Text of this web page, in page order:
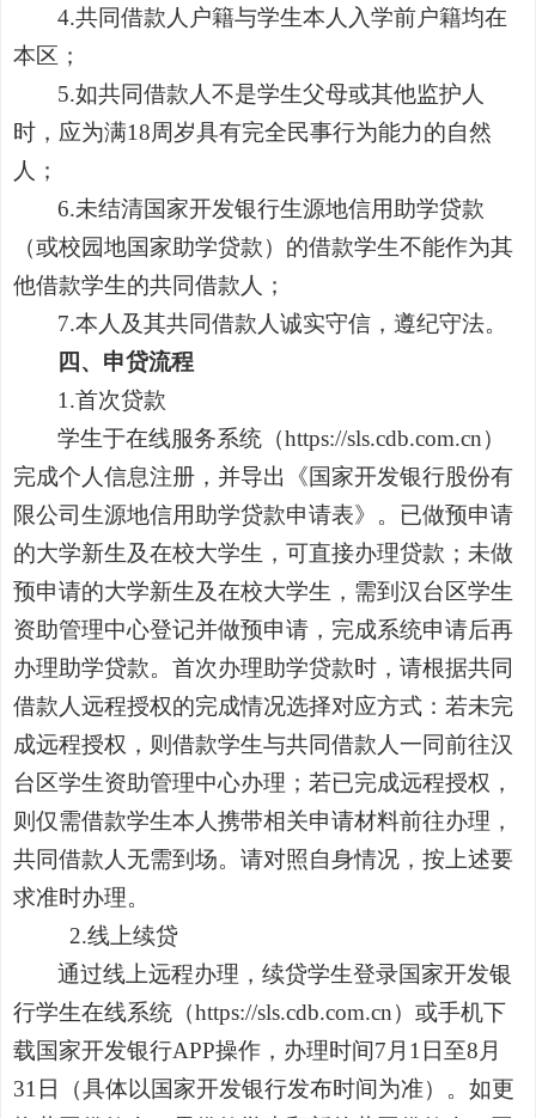
4.共同借款人户籍与学生本人入学前户籍均在
本区；
5.如共同借款人不是学生父母或其他监护人
时，应为满18周岁具有完全民事行为能力的自然
人；
6.未结清国家开发银行生源地信用助学贷款
（或校园地国家助学贷款）的借款学生不能作为其
他借款学生的共同借款人；
7.本人及其共同借款人诚实守信，遵纪守法。
四、申贷流程
1.首次贷款
学生于在线服务系统（https://sls.cdb.com.cn）
完成个人信息注册，并导出《国家开发银行股份有
限公司生源地信用助学贷款申请表》。已做预申请
的大学新生及在校大学生，可直接办理贷款；未做
预申请的大学新生及在校大学生，需到汉台区学生
资助管理中心登记并做预申请，完成系统申请后再
办理助学贷款。首次办理助学贷款时，请根据共同
借款人远程授权的完成情况选择对应方式：若未完
成远程授权，则借款学生与共同借款人一同前往汉
台区学生资助管理中心办理；若已完成远程授权，
则仅需借款学生本人携带相关申请材料前往办理，
共同借款人无需到场。请对照自身情况，按上述要
求准时办理。
2.线上续贷
通过线上远程办理，续贷学生登录国家开发银
行学生在线系统（https://sls.cdb.com.cn）或手机下
载国家开发银行APP操作，办理时间7 月 1 日至8 月
31 日（具体以国家开发银行发布时间为准）。如更